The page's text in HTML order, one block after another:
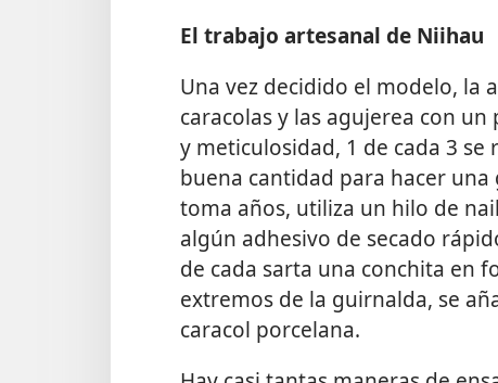
El trabajo artesanal de Niihau
Una vez decidido el modelo, la
caracolas y las agujerea con
y meticulosidad, 1 de cada 3
buena cantidad para hacer una
toma años, utiliza un hilo de
algún adhesivo de secado
de cada sarta una conchita en
extremos de la guirnalda, se
caracol porcelana.